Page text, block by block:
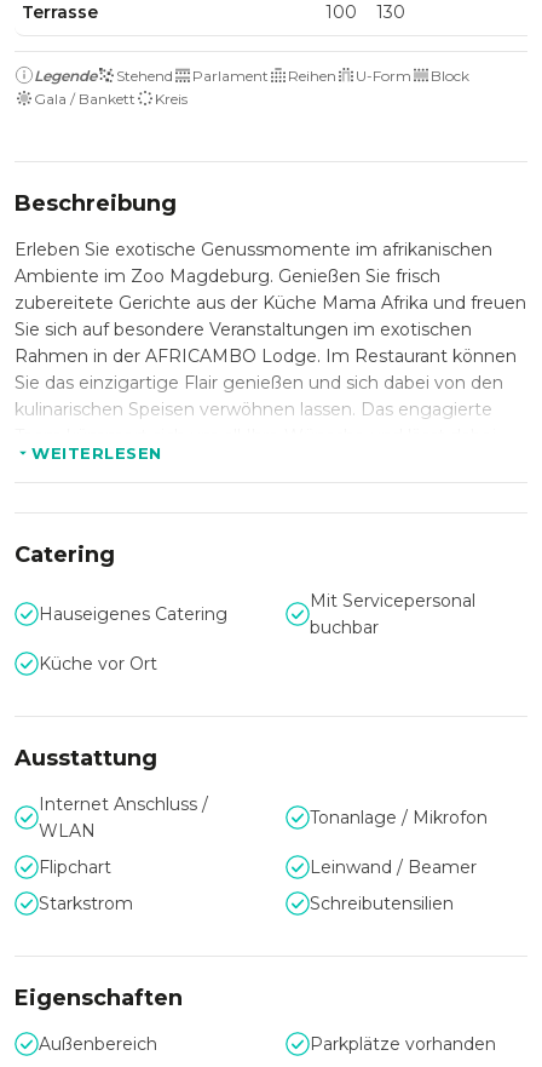
Terrasse 100 130
Legende Stehend Parlament Reihen U-Form
Block
Gala / Bankett
Kreis
Beschreibung
Erleben Sie exotische Genussmomente im afrikanischen
Ambiente im Zoo Magdeburg. Genießen Sie frisch
zubereitete Gerichte aus der Küche Mama Afrika und freuen
Sie sich auf besondere Veranstaltungen im exotischen
Rahmen in der AFRICAMBO Lodge. Im Restaurant können
Sie das einzigartige Flair genießen und sich dabei von den
kulinarischen Speisen verwöhnen lassen. Das engagierte
Ihre Träume wahr werden mit professionellen Arrangements
und einem zuvorkommenden Service.
Der ursprünglich „Magdeburger Tiergarten“ genannte Zoo
wurde am 01. Juni 1950 eröffnet und bietet auf seiner
weiträumigen Parklandschaft 1.400 Tieren ein Zuhause.
Besonders beliebt bei Familien, gibt es bei den
Affenzwergen, über die seltenen weißen Löwen bis hin zu
Zwergmangusten immer etwas zum Staunen und
WEITERLESEN
Catering
Hauseigenes Catering
Mit Servicepersonal
buchbar
Küche vor Ort
Ausstattung
Internet Anschluss /
WLAN
Tonanlage / Mikrofon
Flipchart
Leinwand / Beamer
Starkstrom
Schreibutensilien
Eigenschaften
Außenbereich
Parkplätze vorhanden